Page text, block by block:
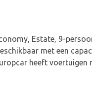
Estate, 9-
met een
heeft